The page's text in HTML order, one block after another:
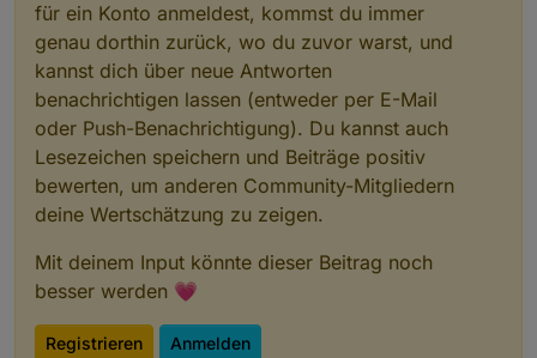
für ein Konto anmeldest, kommst du immer
genau dorthin zurück, wo du zuvor warst, und
kannst dich über neue Antworten
benachrichtigen lassen (entweder per E-Mail
oder Push-Benachrichtigung). Du kannst auch
Lesezeichen speichern und Beiträge positiv
bewerten, um anderen Community-Mitgliedern
deine Wertschätzung zu zeigen.
Mit deinem Input könnte dieser Beitrag noch
besser werden 💗
Registrieren Anmelden